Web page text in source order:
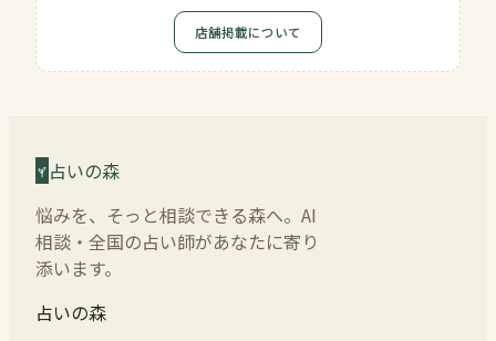
店舗掲載について
占いの森
悩みを、そっと相談できる森へ。AI
相談・全国の占い師があなたに寄り
添います。
占いの森